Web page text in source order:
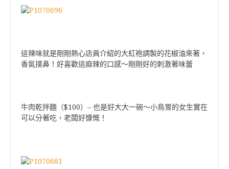
這辣味就是剛剛熱心店員介紹的大紅袍調製的花椒油來著，
香氣撲鼻！好喜歡這麻辣的口感～剛剛好的刺激著味蕾
牛肉乾拌麵（$100） – 也是好大大一碗～小鳥胃的女生實在
可以分著吃，老闆好慷慨！